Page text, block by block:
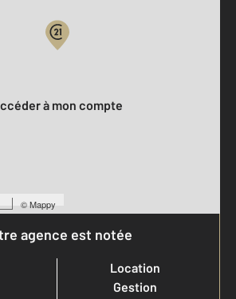
©Mappy
Accéder à mon compte
agence est notée
Location
Gestion